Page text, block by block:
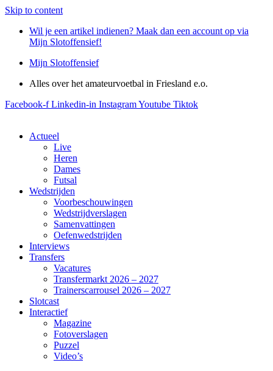
Skip to content
Wil je een artikel indienen? Maak dan een account op via
Mijn Slotoffensief!
Mijn Slotoffensief
Alles over het amateurvoetbal in Friesland e.o.
Facebook-f Linkedin-in InstagramYoutube Tiktok
Actueel
Live
Heren
Dames
Futsal
Wedstrijden
Voorbeschouwingen
Wedstrijdverslagen
Samenvattingen
Oefenwedstrijden
Interviews
Transfers
Vacatures
Transfermarkt 2026 – 2027
Trainerscarrousel 2026 – 2027
Slotcast
Interactief
Magazine
Fotoverslagen
Puzzel
Video’s